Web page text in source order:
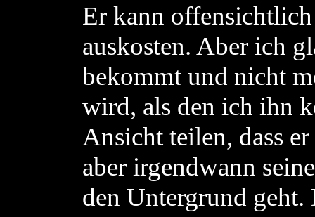
Er kann
auskosten. Aber ich
bekommt und nicht
wird, als den ich ihn
Ansicht teilen, dass
aber irgendwann
den Untergrund